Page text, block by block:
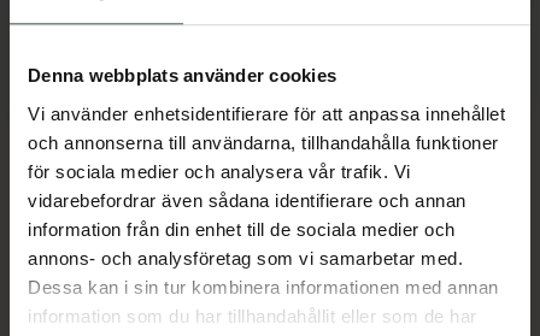
Denna webbplats använder cookies
Vi använder enhetsidentifierare för att anpassa innehållet
och annonserna till användarna, tillhandahålla funktioner
för sociala medier och analysera vår trafik. Vi
vidarebefordrar även sådana identifierare och annan
information från din enhet till de sociala medier och
annons- och analysföretag som vi samarbetar med.
Dessa kan i sin tur kombinera informationen med annan
information som du har tillhandahållit eller som de har
Kronans Apotek finns här för dig. Du hittar oss från Skåne i
syd till Lappland i norr, och online i mobilen och på
datorn. Oavsett vem du är så är det vårt uppdrag att
hjälpa just dig att må lite bättre. Välkommen att prata